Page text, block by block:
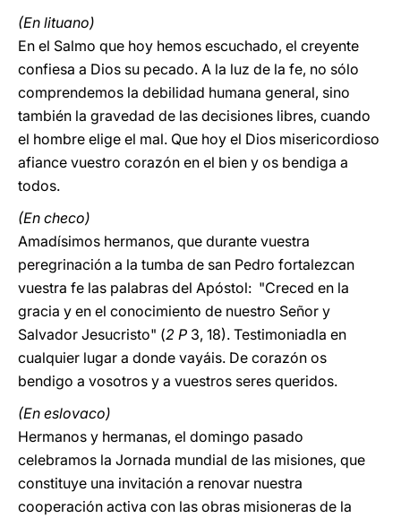
(En lituano)
En el Salmo que hoy hemos escuchado, el creyente
confiesa a Dios su pecado. A la luz de la fe, no sólo
comprendemos la debilidad humana general, sino
también la gravedad de las decisiones libres, cuando
el hombre elige el mal. Que hoy el Dios misericordioso
afiance vuestro corazón en el bien y os bendiga a
todos.
(En checo)
Amadísimos hermanos, que durante vuestra
peregrinación a la tumba de san Pedro fortalezcan
vuestra fe las palabras del Apóstol: "Creced en la
gracia y en el conocimiento de nuestro Señor y
Salvador Jesucristo" (2 P 3, 18). Testimoniadla en
cualquier lugar a donde vayáis. De corazón os
bendigo a vosotros y a vuestros seres queridos.
(En eslovaco)
Hermanos y hermanas, el domingo pasado
celebramos la Jornada mundial de las misiones, que
constituye una invitación a renovar nuestra
cooperación activa con las obras misioneras de la